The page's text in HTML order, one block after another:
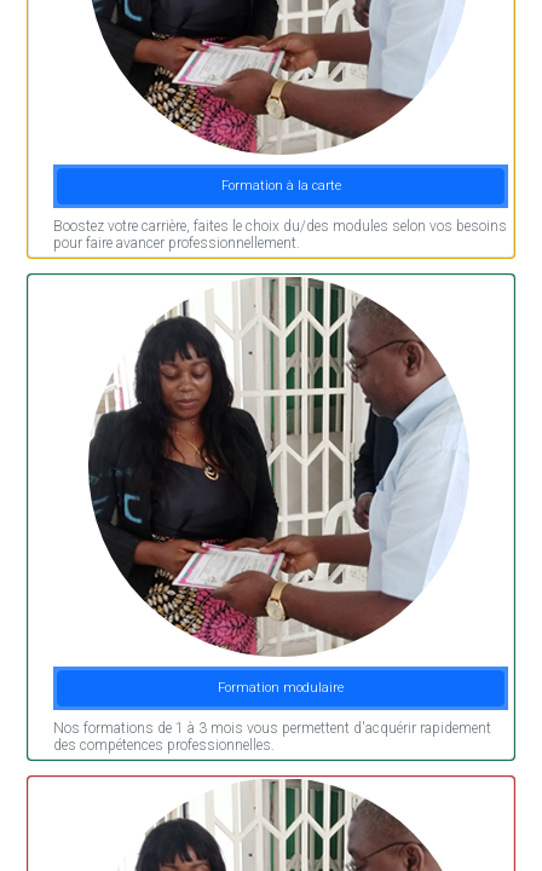
Formation à la carte
Boostez votre carrière, faites le choix du/des modules selon vos besoins
pour faire avancer professionnellement.
Formation modulaire
Nos formations de 1 à 3 mois vous permettent d'acquérir rapidement
des compétences professionnelles.